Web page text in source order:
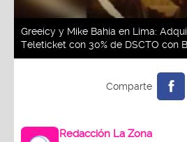
Greeicy y Mike Bahía en Lima:
Teleticket con 30% de DSCTO con
Redacción La Zona